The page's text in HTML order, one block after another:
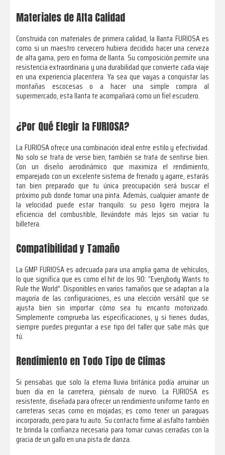
Materiales de Alta Calidad
Construida con materiales de primera calidad, la llanta FURIOSA es
como si un maestro cervecero hubiera decidido hacer una cerveza
de alta gama, pero en forma de llanta. Su composición permite una
resistencia extraordinaria y una durabilidad que convierte cada viaje
en una experiencia placentera. Ya sea que vayas a conquistar las
montañas escocesas o a hacer una simple compra al
supermercado, esta llanta te acompañará como un fiel escudero.
¿Por Qué Elegir la FURIOSA?
La FURIOSA ofrece una combinación ideal entre estilo y efectividad.
No solo se trata de verse bien; también se trata de sentirse bien.
Con un diseño aerodinámico que maximiza el rendimiento,
emparejado con un excelente sistema de frenado y agarre, estarás
tan bien preparado que tu única preocupación será buscar el
próximo pub donde tomar una pinta. Además, cualquier amante de
la velocidad puede estar tranquilo: su peso ligero mejora la
eficiencia del combustible, llevándote más lejos sin vaciar tu
billetera.
Compatibilidad y Tamaño
La GMP FURIOSA es adecuada para una amplia gama de vehículos,
lo que significa que es como el hit de los 90: “Everybody Wants to
Rule the World”. Disponibles en varios tamaños que se adaptan a la
mayoría de las configuraciones, es una elección versátil que se
ajusta bien sin importar cómo sea tu encanto motorizado.
Simplemente comprueba las especificaciones, y si tienes dudas,
siempre puedes preguntar a ese tipo del taller que sabe más que
tú.
Rendimiento en Todo Tipo de Climas
Si pensabas que solo la eterna lluvia británica podía arruinar un
buen día en la carretera, piénsalo de nuevo. La FURIOSA es
resistente, diseñada para ofrecer un rendimiento uniforme tanto en
carreteras secas como en mojadas; es como tener un paraguas
incorporado, pero para tu auto. Su contacto firme al asfalto también
te brinda la confianza necesaria para tomar curvas cerradas con la
gracia de un gallo en una pista de danza.